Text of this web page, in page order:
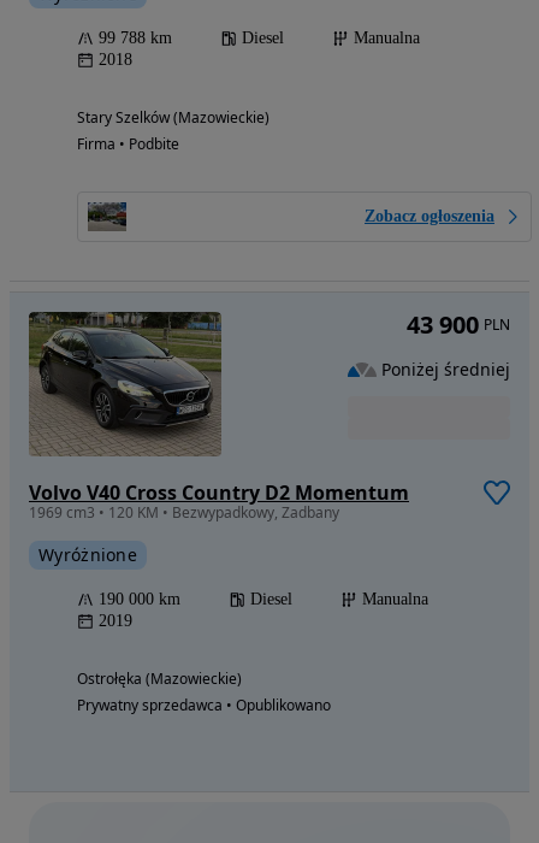
99 788 km Diesel
Manualna
2018
Stary Szelków (Mazowieckie)
Firma • Podbite
Zobacz ogłoszenia
Volvo V40 Cross Country D2 Momentum
1969 cm3 • 120 KM • Bezwypadkowy, Zadbany
Wyróżnione
190 000 km Diesel
Manualna
2019
Ostrołęka (Mazowieckie)
Prywatny sprzedawca • Opublikowano
43 900 PLN
Poniżej średniej